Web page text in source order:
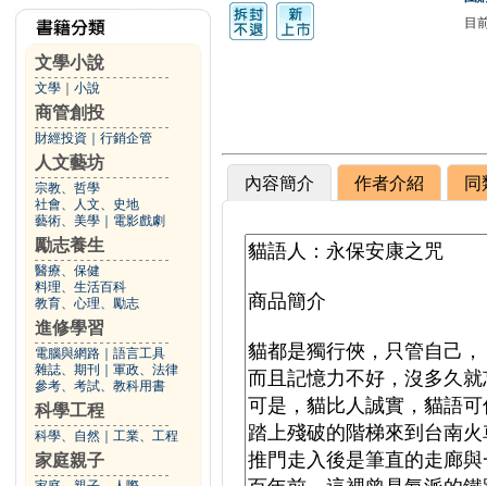
文學小說
文學 小說
商管創投
財經投資 行銷企管
人文藝坊
宗教、哲學
社會、人文、史地
藝術、美學
電影戲劇
勵志養生
醫療、保健
料理、生活百科
教育、心理、勵志
進修學習
電腦與網路
語言工具
雜誌、期刊
軍政、法律
參考、考試、教科用書
科學工程
科學、自然 工業、工程
家庭親子
目
內容簡介 作者介紹 同